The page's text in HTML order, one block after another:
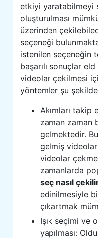
etkiyi yaratabilmeyi
oluşturulması
üzerinden
seçeneği
istenilen seçeneğin
başarılı sonuçlar
videolar çekilmesi
yöntemler şu
Akımları takip
zaman zaman
gelmektedir.
gelmiş
videolar
zamanlarda
seç nasıl
edinilmesiyle
çıkartmak
Işık seçimi ve
yapılması: